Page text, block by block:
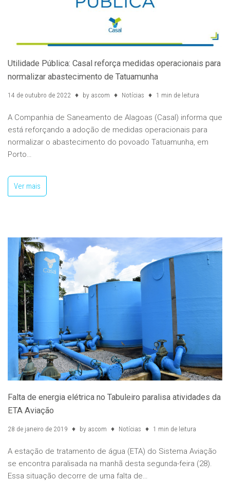
Utilidade Pública: Casal reforça medidas operacionais para
normalizar abastecimento de Tatuamunha
14 de outubro de 2022 by ascom Notícias 1 min de leitura
A Companhia de Saneamento de Alagoas (Casal) informa que
está reforçando a adoção de medidas operacionais para
normalizar o abastecimento do povoado Tatuamunha, em
Porto…
Ver mais
Falta de energia elétrica no Tabuleiro paralisa atividades da
ETA Aviação
28 de janeiro de 2019 by ascom Notícias 1 min de leitura
A estação de tratamento de água (ETA) do Sistema Aviação
se encontra paralisada na manhã desta segunda-feira (28).
Essa situação decorre de uma falta de…